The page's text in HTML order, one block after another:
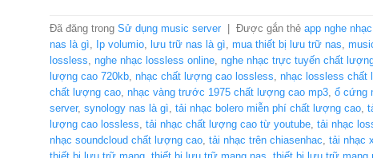
Đã đăng trong Sử dụng music server Được gắn thẻ app nghe
nas là gì
Ip volumio lưu trữ nas là gì mua thiết bị lưu trữ nas
lossless nghe nhạc lossless online nghe nhạc trực tuyến chất
lượng cao 720kb nhạc chất lượng cao lossless nhạc lossless chất
chất lượng cao nhạc vàng trước 1975 chất lượng cao mp3 ổ cứng
server, synology nas là gì tải nhạc bolero miễn phí chất lượng cao
lượng cao lossless tải nhạc chất lượng cao từ youtube tải nhạc
nhạc soundcloud chất lượng cao tải nhạc trên chiasenhac tải nhạc